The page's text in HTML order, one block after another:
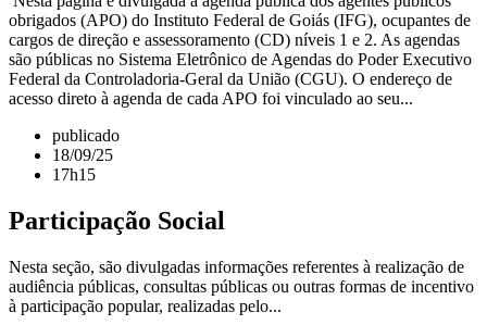
obrigados (APO) do Instituto Federal de Goiás (IFG), ocupantes de
cargos de direção e assessoramento (CD) níveis 1 e 2. As agendas
são públicas no Sistema Eletrônico de Agendas do Poder Executivo
Federal da Controladoria-Geral da União (CGU). O endereço de
acesso direto à agenda de cada APO foi vinculado ao seu...
publicado
18/09/25
17h15
Participação Social
Nesta seção, são divulgadas informações referentes à realização de
audiência públicas, consultas públicas ou outras formas de incentivo
à participação popular, realizadas pelo...